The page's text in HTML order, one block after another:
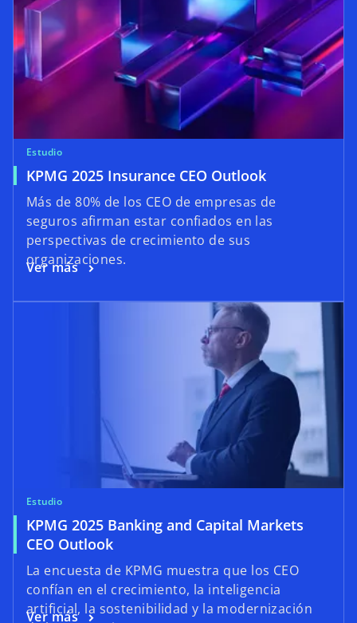
Estudio
KPMG 2025 Insurance CEO Outlook
Más de 80% de los CEO de empresas de
seguros afirman estar confiados en las
perspectivas de crecimiento de sus
organizaciones.
Ver más
Estudio
KPMG 2025 Banking and Capital Markets
CEO Outlook
La encuesta de KPMG muestra que los CEO
confían en el crecimiento, la inteligencia
artificial, la sostenibilidad y la modernización
Ver más